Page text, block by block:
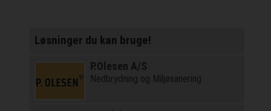
Løsninger du kan bruge!
P.Olesen A/S
Nedbrydning og Miljøsanering